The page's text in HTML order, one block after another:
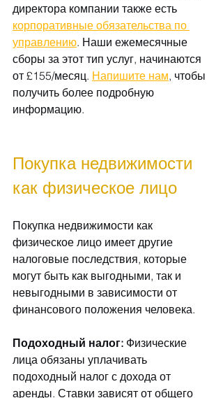
директора компании также есть
корпоративные обязательства по
управлению. Наши ежемесячные
сборы за этот тип услуг, начинаются
от £155/месяц. Напишите нам, чтобы
получить более подробную
информацию.
Покупка недвижимости
как физическое лицо
Покупка недвижимости как
физическое лицо имеет другие
налоговые последствия, которые
могут быть как выгодными, так и
невыгодными в зависимости от
финансового положения человека.
Подоходный налог: Физические
лица обязаны уплачивать
подоходный налог с дохода от
аренды. Ставки зависят от общего